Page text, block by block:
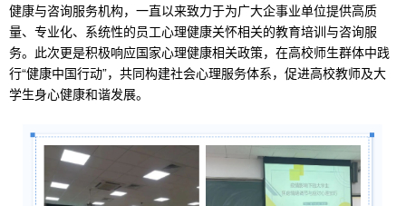
健康与咨询服务机构，一直以来致力于为广大企事业单位提供高质
量、专业化、系统性的员工心理健康关怀相关的教育培训与咨询服
务。此次更是积极响应国家心理健康相关政策，在高校师生群体中践
行“健康中国行动”，共同构建社会心理服务体系，促进高校教师及大
学生身心健康和谐发展。